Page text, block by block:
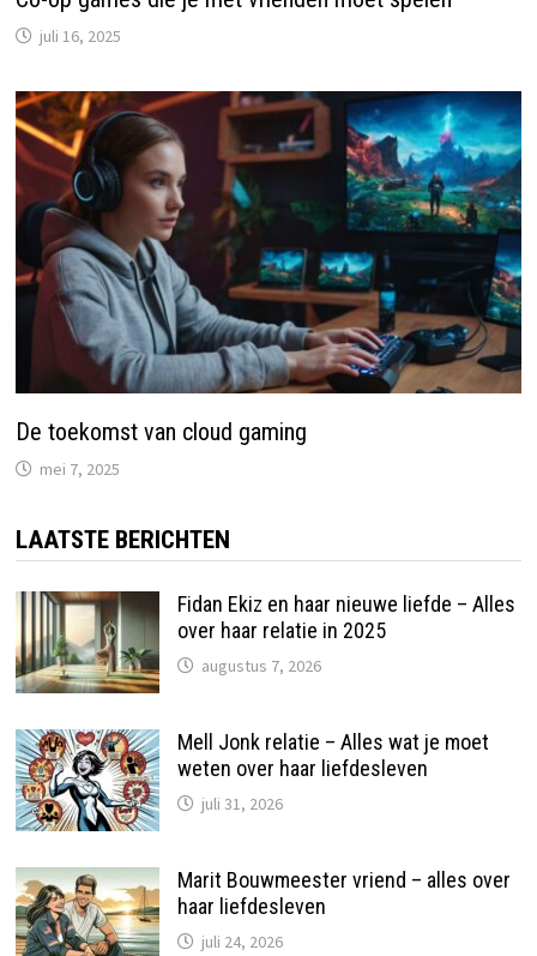
juli 16, 2025
De toekomst van cloud gaming
mei 7, 2025
LAATSTE BERICHTEN
Fidan Ekiz en haar nieuwe liefde – Alles
over haar relatie in 2025
augustus 7, 2026
Mell Jonk relatie – Alles wat je moet
weten over haar liefdesleven
juli 31, 2026
Marit Bouwmeester vriend – alles over
haar liefdesleven
juli 24, 2026